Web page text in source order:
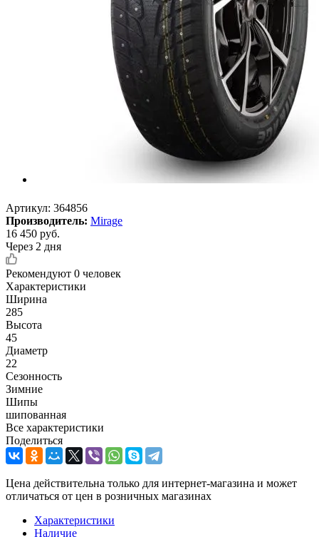
Артикул: 364856
Производитель: Mirage
16 450 руб.
Через 2 дня
Рекомендуют 0 человек
Характеристики
Ширина
285
Высота
45
Диаметр
22
Сезонность
Зимние
Шипы
шипованная
Все характеристики
Поделиться
Цена действительна только для интернет-магазина и может
отличаться от цен в розничных магазинах
Характеристики
Наличие